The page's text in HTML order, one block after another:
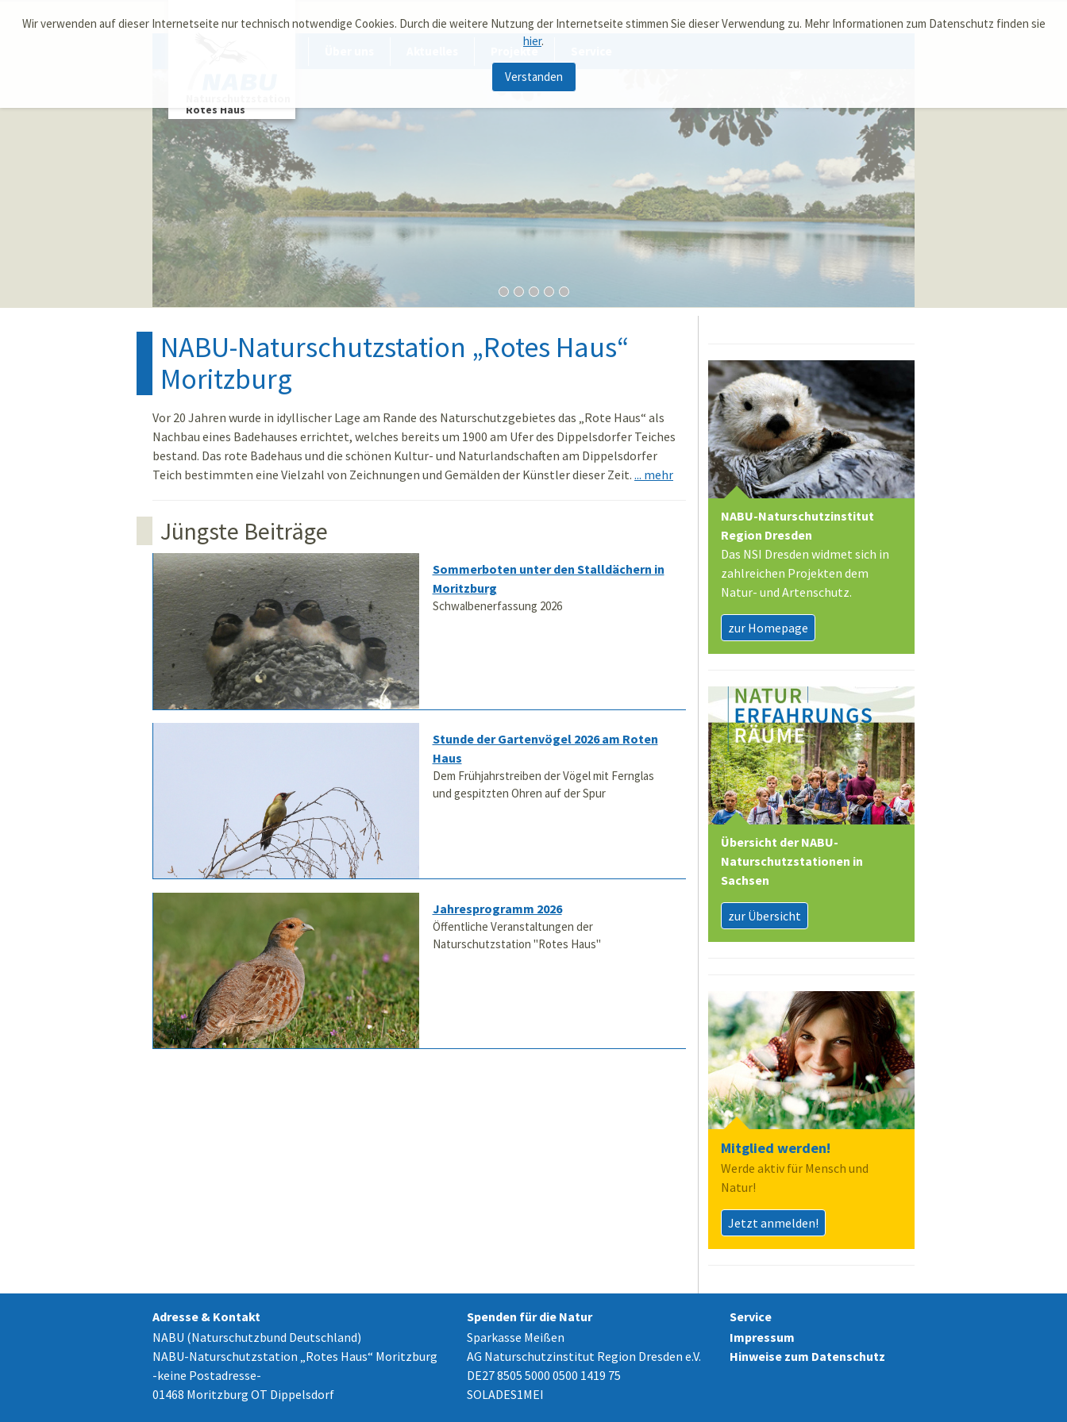
Wir verwenden auf dieser Internetseite nur technisch notwendige Cookies. Durch die weitere Nutzung der Internetseite stimmen Sie dieser Verwendung zu. Mehr Informationen zum Datenschutz finden sie
hier.
Verstanden
Rotes Haus
Projekte
NABU-Naturschutzstation „Rotes Haus“
Moritzburg
Vor 20 Jahren wurde in idyllischer Lage am Rande des Naturschutzgebietes das „Rote Haus“ als
Nachbau eines Badehauses errichtet, welches bereits um 1900 am Ufer des Dippelsdorfer Teiches
bestand. Das rote Badehaus und die schönen Kultur- und Naturlandschaften am Dippelsdorfer
Teich bestimmten eine Vielzahl von Zeichnungen und Gemälden der Künstler dieser Zeit. ... mehr
Jüngste Beiträge
Sommerboten unter den Stalldächern in
Moritzburg
Schwalbenerfassung 2026
Stunde der Gartenvögel 2026 am Roten
Haus
Dem Frühjahrstreiben der Vögel mit Fernglas
und gespitzten Ohren auf der Spur
Jahresprogramm 2026
Öffentliche Veranstaltungen der
Naturschutzstation "Rotes Haus"
NABU-Naturschutzinstitut
Region Dresden
Das NSI Dresden widmet sich in
zahlreichen Projekten dem
Natur- und Artenschutz.
zur Homepage
Übersicht der NABU-
Naturschutzstationen in
Sachsen
zur Übersicht
Mitglied werden!
Werde aktiv für Mensch und
Natur!
Jetzt anmelden!
Adresse & Kontakt
NABU (Naturschutzbund Deutschland)
NABU-Naturschutzstation „Rotes Haus“ Moritzburg
-keine Postadresse-
01468 Moritzburg OT Dippelsdorf
Spenden für die Natur
Sparkasse Meißen
AG Naturschutzinstitut Region Dresden e.V.
DE27 8505 5000 0500 1419 75
SOLADES1MEI
Service
Impressum
Hinweise zum Datenschutz